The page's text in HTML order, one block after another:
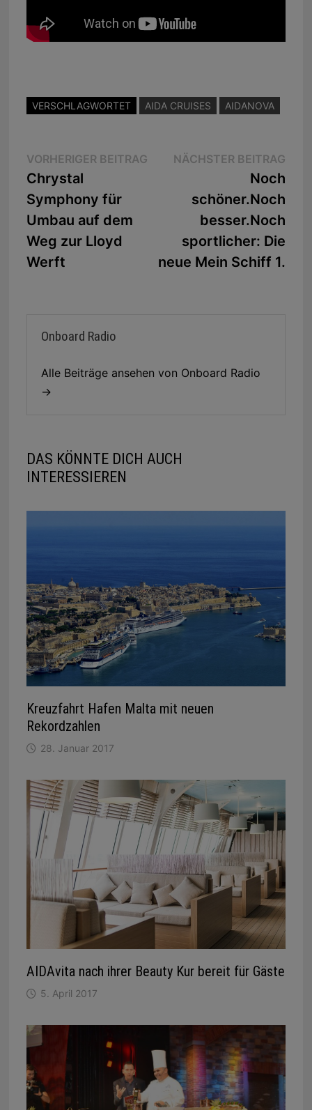
VERSCHLAGWORTET AIDA CRUISES AIDANOVA
Beitragsnavigation
VORHERIGER BEITRAGVorheriger
Chrystal
Symphony für
Umbau auf dem
Weg zur Lloyd
Werft
NÄCHSTER BEITRAG
Noch
schöner.Noch
besser.Noch
sportlicher: Die
neue Mein Schiff 1.
Onboard Radio
Alle Beiträge ansehen von Onboard Radio
→
DAS KÖNNTE DICH AUCH
INTERESSIEREN
Kreuzfahrt Hafen Malta mit neuen
Rekordzahlen
28. Januar 2017
AIDAvita nach ihrer Beauty Kur bereit für Gäste
5. April 2017